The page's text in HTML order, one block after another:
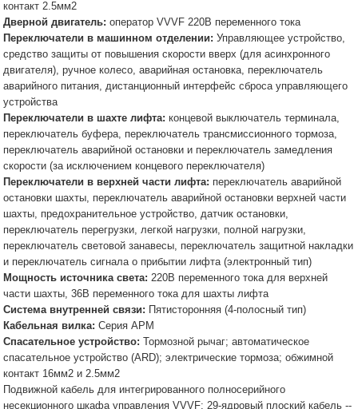
контакт 2.5мм2
Дверной двигатель: оператор VVVF 220В переменного тока
Переключатели в машинном отделении: Управляющее устройство,
средство защиты от повышения скорости вверх (для асинхронного
двигателя), ручное колесо, аварийная остановка, переключатель
аварийного питания, дистанционный интерфейс сброса управляющего
устройства
Переключатели в шахте лифта: концевой выключатель терминала,
переключатель буфера, переключатель трансмиссионного тормоза,
переключатель аварийной остановки и переключатель замедления
скорости (за исключением концевого переключателя)
Переключатели в верхней части лифта: переключатель аварийной
остановки шахты, переключатель аварийной остановки верхней части
шахты, предохранительное устройство, датчик остановки,
переключатель перегрузки, легкой нагрузки, полной нагрузки,
переключатель световой занавесы, переключатель защитной накладки
и переключатель сигнала о прибытии лифта (электронный тип)
Мощность источника света: 220В переменного тока для верхней
части шахты, 36В переменного тока для шахты лифта
Система внутренней связи:
Пятисторонняя (4-полосный тип)
Кабельная вилка: Серия APM
Спасательное устройство:
Тормозной рычаг; автоматическое
спасательное устройство (ARD); электрические тормоза; обжимной
контакт 16мм2 и 2.5мм2
Подвижной кабель для интегрированного полносерийного
несекционного шкафа управления VVVF: 29-ядровый плоский кабель --